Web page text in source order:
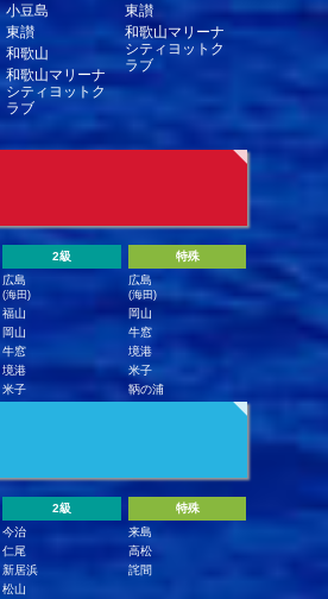
小豆島
東讃
和歌山
和歌山マリーナ
シティヨットク
ラブ
東讃
和歌山マリーナ
シティヨットク
ラブ
2級
広島
(海田)
福山
岡山
牛窓
境港
米子
特殊
広島
(海田)
岡山
牛窓
境港
米子
鞆の浦
2級
今治
仁尾
新居浜
松山
特殊
来島
高松
詫間